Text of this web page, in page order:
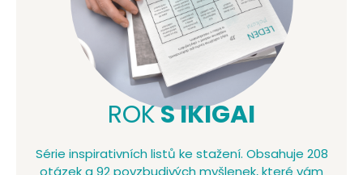
ROKS IKIGAI
Série inspirativních listů ke stažení. Obsahuje 208
otázek a 92 povzbudivých myšlenek, které vám